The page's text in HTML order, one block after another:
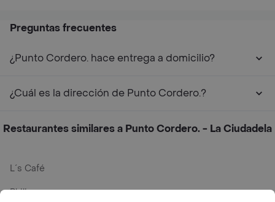
Preguntas frecuentes
¿Punto Cordero. hace entrega a domicilio?
¿Cuál es la dirección de Punto Cordero.?
Restaurantes similares a Punto Cordero. - La Ciudadela
L´s Café
Philippe